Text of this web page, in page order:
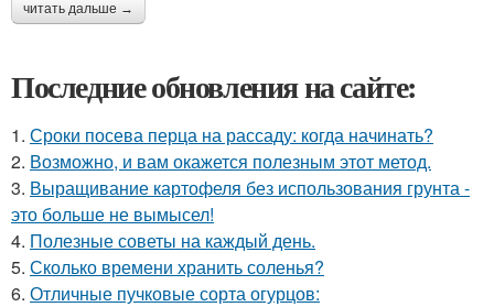
читать дальше →
Последние обновления на сайте:
1. Сроки посева перца на рассаду: когда начинать?
2. Возможно, и вам окажется полезным этот метод.
3. Выращивание картофеля без использования грунта -
это больше не вымысел!
4. Полезные советы на каждый день.
5. Сколько времени хранить соленья?
6. Отличные пучковые сорта огурцов: